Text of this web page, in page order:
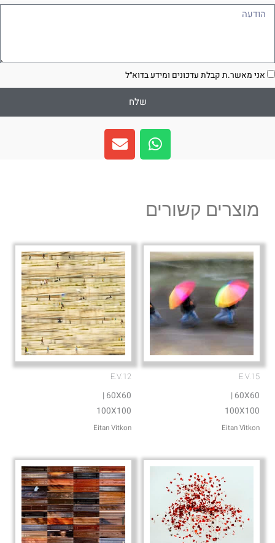
אני מאשר.ת קבלת עדכונים ומידע בדוא״ל
שלח
W
h
a
a
p
E
n
v
e
מוצרים קשורים
E.V.15
60X60 |
100X100
Eitan Vitkon
E.V.12
60X60 |
100X100
Eitan Vitkon